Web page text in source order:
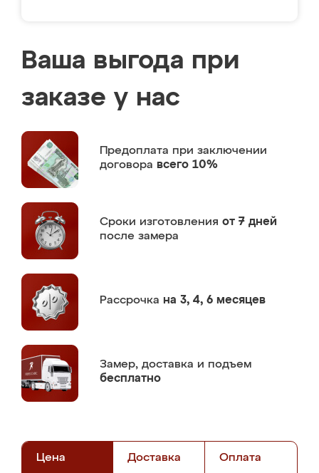
Ваша выгода при
заказе у нас
Предоплата при заключении
договора всего 10%
Сроки изготовления от 7 дней
после замера
Рассрочка на 3, 4, 6 месяцев
Замер, доставка и подъем
бесплатно
Цена Доставка Оплата